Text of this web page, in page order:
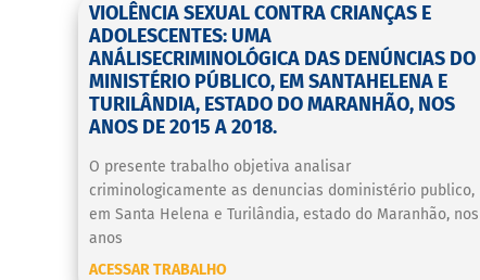
VIOLÊNCIA SEXUAL CONTRA CRIANÇAS E
ADOLESCENTES: UMA
ANÁLISECRIMINOLÓGICA DAS DENÚNCIAS DO
MINISTÉRIO PÚBLICO, EM SANTAHELENA E
TURILÂNDIA, ESTADO DO MARANHÃO, NOS
ANOS DE 2015 A 2018.
O presente trabalho objetiva analisar
criminologicamente as denuncias doministério publico,
em Santa Helena e Turilândia, estado do Maranhão, nos
anos
ACESSAR TRABALHO